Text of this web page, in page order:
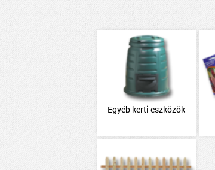
Egyéb kerti eszközök